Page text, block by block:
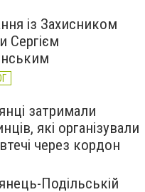
із Захисником
Сергієм
затримали
які організували
через кордон
Подільській